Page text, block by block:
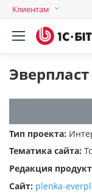
Клиентам
Эверпласт
Тип проекта:
Тематика сайта:
Редакция
Сайт: plenka-